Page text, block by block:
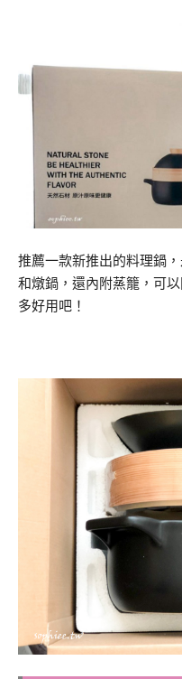
推薦一款新推出的料理鍋
和燉鍋，還內附蒸籠，可
多好用吧！